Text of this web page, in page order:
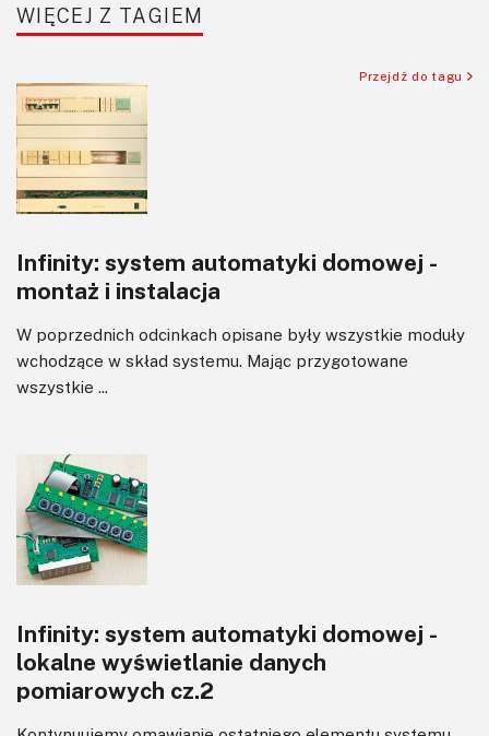
Sensory
Software
Sterowanie
Transformatory
Tranzystory
Wzmacniacze
Zasilanie
WIĘCEJ Z TAGIEM
Przejdź do tagu
Infinity: system automatyki domowej -
montaż i instalacja
W poprzednich odcinkach opisane były wszystkie moduły
wchodzące w skład systemu. Mając przygotowane
wszystkie ...
Infinity: system automatyki domowej -
lokalne wyświetlanie danych
pomiarowych cz.2